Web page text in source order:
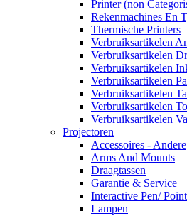
Printer (non
Rekenmachines En
Thermische Printers
Verbruiksartikelen
Verbruiksartikelen
Verbruiksartikelen
Verbruiksartikelen
Verbruiksartikelen
Verbruiksartikelen
Verbruiksartikelen
Projectoren
Accessoires - Andere
Arms And Mounts
Draagtassen
Garantie & Service
Interactive Pen/
Lampen